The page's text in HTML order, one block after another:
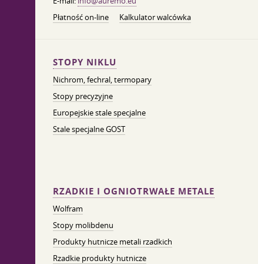
Płatność on-line
Kalkulator walcówka
STOPY NIKLU
Nichrom, fechral, termopary
Stopy precyzyjne
Europejskie stale specjalne
Stale specjalne GOST
RZADKIE I OGNIOTRWAŁE METALE
Wolfram
Stopy molibdenu
Produkty hutnicze metali rzadkich
Rzadkie produkty hutnicze